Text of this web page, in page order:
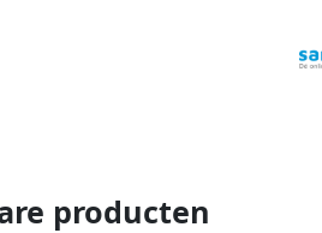
producten